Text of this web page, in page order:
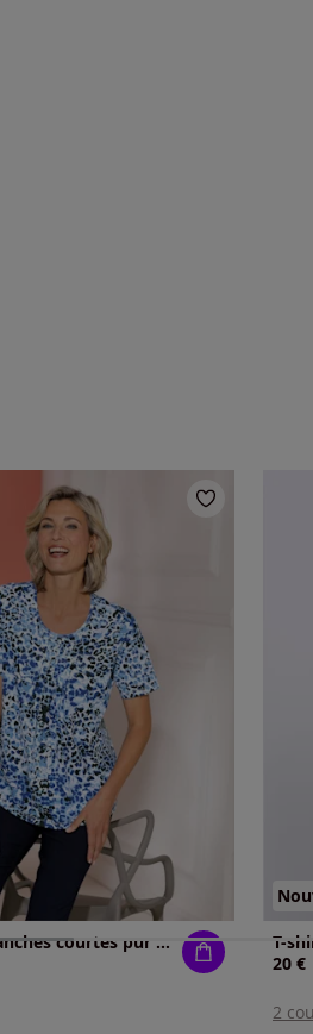
T-shirt à manches courtes pur coton
T-
20 €
2